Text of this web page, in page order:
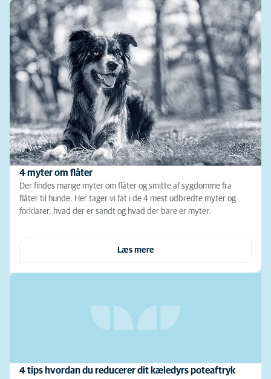
4 myter om flåter
Der findes mange myter om flåter og smitte af sygdomme fra
flåter til hunde. Her tager vi fat i de 4 mest udbredte myter og
forklarer, hvad der er sandt og hvad der bare er myter.
Læs mere
4 tips hvordan du reducerer dit kæledyrs poteaftryk